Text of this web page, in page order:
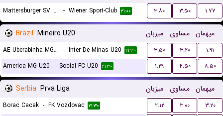
Mattersburger SV 2020 - Wiener Sport-Club ۲۱:۰۰ ۳.۸۰ ۳.۵۰ ۱.۷۷
Brazil Mineiro U20 میزبان مساوی میهمان
AE Uberabinha MG U20 - Inter De Minas U20 ۲۱:۳۰ ۳.۵۰ ۳.۲۰
۱.۹۱
America MG U20 - Social FC U20 ۲۱:۳۰ ۱.۲۹ ۴.۵۰ ۸.۵۰
Serbia Prva Liga میزبان مساوی میهمان
Borac Cacak - FK Vozdovac ۲۱:۳۰ ۲.۱۲ ۳.۰۰
۳.۲۰